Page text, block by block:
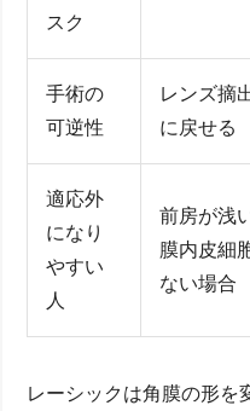
スク
手術の
可逆性
レンズ摘
に戻せる
適応外
になり
やすい
人
前房が浅
膜内皮細
ない場合
レーシックは角膜の形を